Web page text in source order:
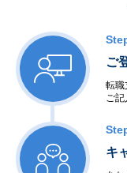
ご
転職
ご記
キ